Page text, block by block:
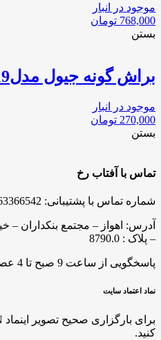
موجود در انبار
768,000 تومان
بستن
براش گونه جیول مدل1019
موجود در انبار
270,000 تومان
بستن
تماس با آفتاب رخ
شماره تماس با پشتیبانی: 09163366542
آدرس: اهواز – مجتمع بنکداران –
– پلاک : 8790.0
پاسخگویی از ساعت 9 صبح تا 4 عصر
نماد اعتماد سایت
کنید.